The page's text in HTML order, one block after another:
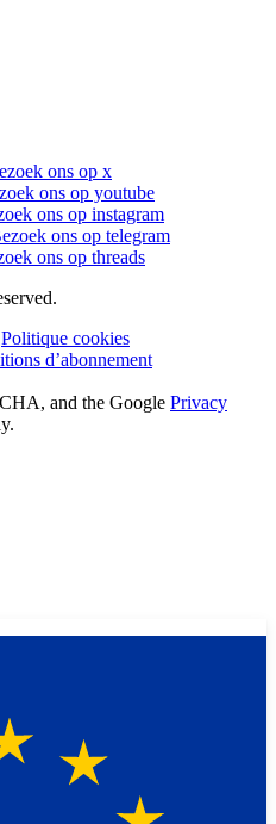
ons op x
ons op youtube
ons op instagram
ons op telegram
ons op threads
Politique cookies
d’abonnement
and the Google Privacy